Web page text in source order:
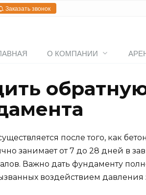
Заказать звонок
О КОМПАНИИ
после того, как
занимает от 7 до 28 дней в
Важно дать фундаменту
воздействием давления